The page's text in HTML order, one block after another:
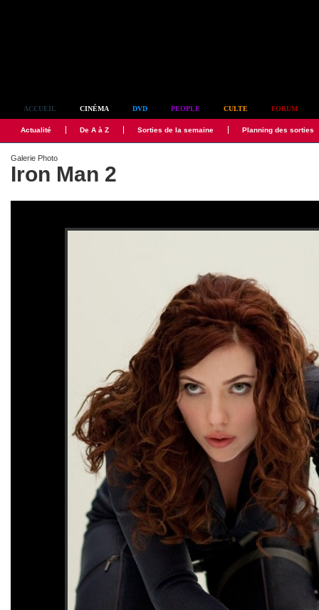
ACCUEIL CINÉMA DVD PEOPLE CULTE FORUM
Actualité De A à Z Sorties de la semaine Planning des sorties
Galerie Photo
Iron Man 2